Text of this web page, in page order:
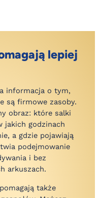
lepiej
informacja o tym,
są firmowe zasoby.
obraz: które salki
jakich godzinach
a gdzie pojawiają
podejmowanie
i bez
arkuszach.
także